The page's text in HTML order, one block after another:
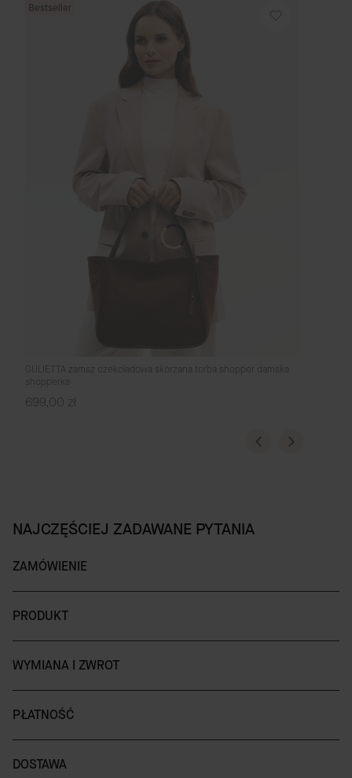
Bestseller
GULIETTA zamsz czekoladowa skórzana torba shopper damska
shopperka
Cena
699,00 zł
NAJCZĘŚCIEJ ZADAWANE PYTANIA
ZAMÓWIENIE
PRODUKT
WYMIANA I ZWROT
PŁATNOŚĆ
DOSTAWA